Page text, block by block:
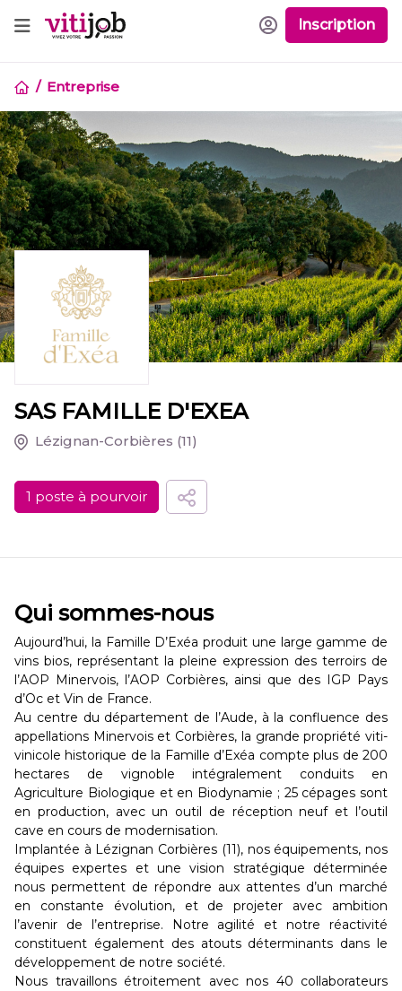
Inscription
Entreprise
SAS FAMILLE D'EXEA
Lézignan-Corbières (11)
1 poste à pourvoir
Qui sommes-nous
Aujourd’hui, la Famille D’Exéa produit une large gamme de
vins bios, représentant la pleine expression des terroirs de
l’AOP Minervois, l’AOP Corbières, ainsi que des IGP Pays
d’Oc et Vin de France.
Au centre du département de l’Aude, à la confluence des
appellations Minervois et Corbières, la grande propriété viti-
vinicole historique de la Famille d’Exéa compte plus de 200
hectares de vignoble intégralement conduits en
Agriculture Biologique et en Biodynamie ; 25 cépages sont
en production, avec un outil de réception neuf et l’outil
cave en cours de modernisation.
Implantée à Lézignan Corbières (11), nos équipements, nos
équipes expertes et une vision stratégique déterminée
nous permettent de répondre aux attentes d’un marché
en constante évolution, et de projeter avec ambition
l’avenir de l’entreprise. Notre agilité et notre réactivité
constituent également des atouts déterminants dans le
développement de notre société.
Nous travaillons étroitement avec nos 40 collaborateurs